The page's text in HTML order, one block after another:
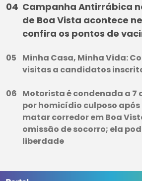
Campanha Antirrábica
de Boa Vista acontece
confira os pontos de
Minha Casa, Minha Vida:
visitas a candidatos
Motorista é condenada a 7
por homicídio culposo
matar corredor em Boa
omissão de socorro; ela
liberdade